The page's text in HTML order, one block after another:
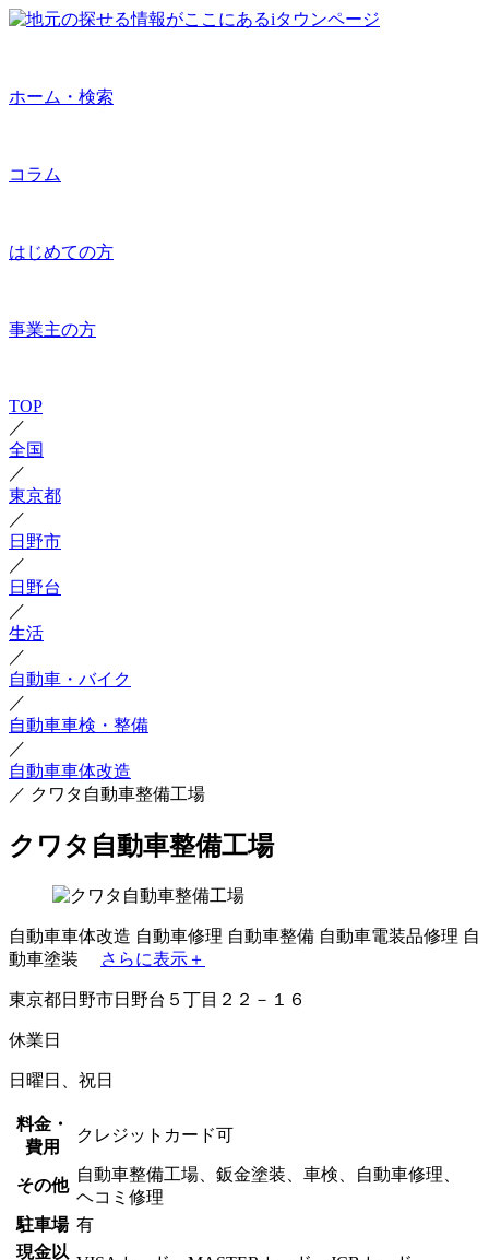
ホーム・検索
コラム
はじめての方
事業主の方
TOP
／
全国
／
東京都
／
日野市
／
日野台
／
生活
／
自動車・バイク
／
自動車車検・整備
／
自動車車体改造
／ クワタ自動車整備工場
クワタ自動車整備工場
自動車車体改造 自動車修理 自動車整備 自動車電装品修理 自
動車塗装
さらに表示＋
東京都日野市日野台５丁目２２－１６
休業日
日曜日、祝日
料金・
費用
クレジットカード可
その他
自動車整備工場、鈑金塗装、車検、自動車修理、
ヘコミ修理
駐車場 有
現金以